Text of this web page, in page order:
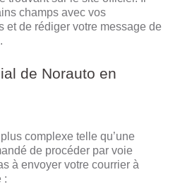
champs avec vos
et de rédiger votre message de
de Norauto en
complexe telle qu’une
de procéder par voie
à envoyer votre courrier à
: